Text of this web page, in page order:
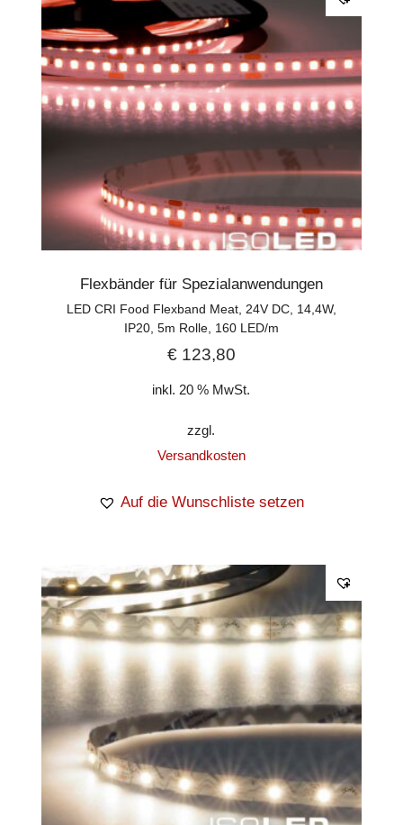
Flexbänder für Spezialanwendungen
LED CRI Food Flexband Meat, 24V DC, 14,4W,
IP20, 5m Rolle, 160 LED/m
€123,80
inkl. 20 % MwSt.
zzgl.
Versandkosten
Auf die Wunschliste setzen